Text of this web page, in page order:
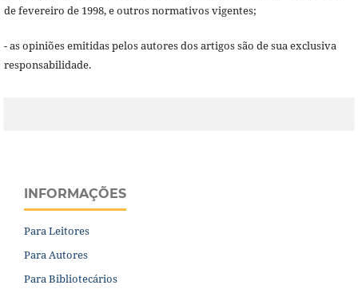
de fevereiro de 1998, e outros normativos vigentes;
- as opiniões emitidas pelos autores dos artigos são de sua exclusiva
responsabilidade.
INFORMAÇÕES
Para Leitores
Para Autores
Para Bibliotecários